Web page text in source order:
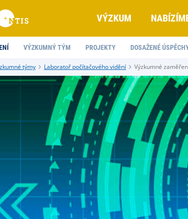
VÝZKUM
VÝZKUMNÝ TÝM PROJEKTY DOSAŽENÉ
týmy Laboratoř počítačového vidění Výzkumné